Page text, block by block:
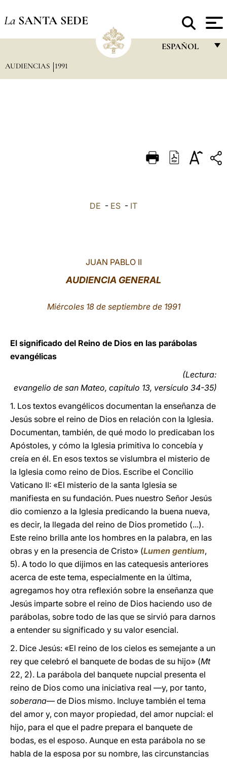
La SANTA SEDE
ESPAÑOL
DEUTSCH
AUDIENCIAS 1991
DE - ES - IT
JUAN PABLO II
AUDIENCIA GENERAL
Miércoles 18 de septiembre de 1991
El significado del Reino de Dios en las parábolas
evangélicas
(Lectura:
evangelio de san Mateo, capítulo 13, versículo 34-35)
1. Los textos evangélicos documentan la enseñanza de
Jesús sobre el reino de Dios en relación con la Iglesia.
Documentan, también, de qué modo lo predicaban los
Apóstoles, y cómo la Iglesia primitiva lo concebía y
creía en él. En esos textos se vislumbra el misterio de
la Iglesia como reino de Dios. Escribe el Concilio
Vaticano II: «El misterio de la santa Iglesia se
manifiesta en su fundación. Pues nuestro Señor Jesús
dio comienzo a la Iglesia predicando la buena nueva,
es decir, la llegada del reino de Dios prometido (...).
Este reino brilla ante los hombres en la palabra, en las
obras y en la presencia de Cristo» (Lumen gentium,
5). A todo lo que dijimos en las catequesis anteriores
acerca de este tema, especialmente en la última,
agregamos hoy otra reflexión sobre la enseñanza que
Jesús imparte sobre el reino de Dios haciendo uso de
parábolas, sobre todo de las que se sirvió para darnos
a entender su significado y su valor esencial.
2. Dice Jesús: «El reino de los cielos es semejante a un
rey que celebró el banquete de bodas de su hijo» (Mt
22, 2). La parábola del banquete nupcial presenta el
reino de Dios como una iniciativa real ―y, por tanto,
soberana― de Dios mismo. Incluye también el tema
del amor y, con mayor propiedad, del amor nupcial: el
hijo, para el que el padre prepara el banquete de
bodas, es el esposo. Aunque en esta parábola no se
habla de la esposa por su nombre, las circunstancias